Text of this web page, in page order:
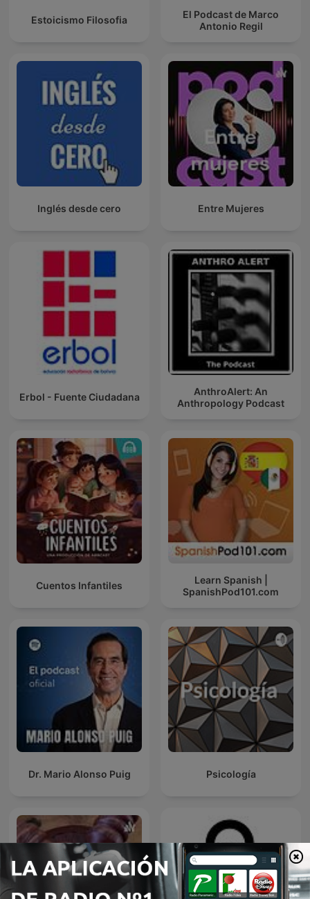
Estoicismo Filosofia
El Podcast de Marco
Antonio Regil
Inglés desde cero Entre Mujeres
Erbol - Fuente Ciudadana
AnthroAlert: An
Anthropology Podcast
Cuentos Infantiles
Learn Spanish |
SpanishPod101.com
Dr. Mario Alonso Puig Psicología